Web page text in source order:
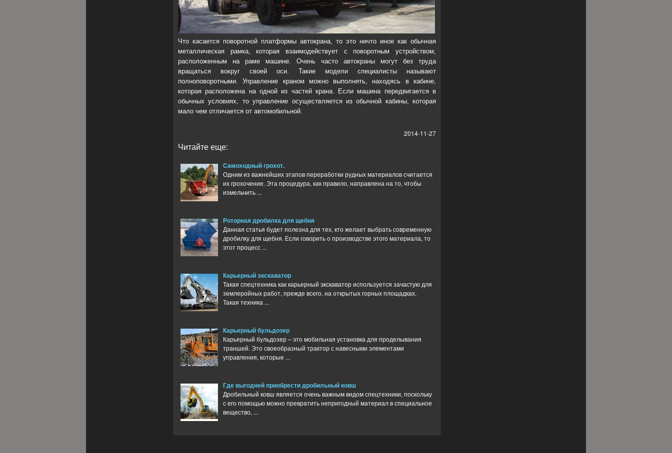
Что касается поворотной платформы автокрана, то это ничто иное как обычная
металлическая рамка, которая взаимодействует с поворотным устройством,
расположенным на раме машине. Очень часто автокраны могут без труда
вращаться вокруг своей оси. Такие модели специалисты называют
полноповоротными. Управление краном можно выполнять, находясь в кабине,
которая расположена на одной из частей крана. Если машина передвигается в
обычных условиях, то управление осуществляется из обычной кабины, которая
мало чем отличается от автомобильной.
2014-11-27
Читайте еще:
Самоходный грохот.
Одним из важнейших этапов переработки рудных материалов считается
их грохочение. Эта процедура, как правило, направлена на то, чтобы
измельчить ...
Роторная дробилка для щебня
Данная статья будет полезна для тех, кто желает выбрать современную
дробилку для щебня. Если говорить о производстве этого материала, то
этот процесс ...
Карьерный экскаватор
Такая спецтехника как карьерный экскаватор используется зачастую для
землеройных работ, прежде всего, на открытых горных площадках.
Такая техника ...
Карьерный бульдозер
Карьерный бульдозер – это мобильная установка для проделывания
траншей. Это своеобразный трактор с навесными элементами
управления, которые ...
Где выгодней приобрести дробильный ковш
Дробильный ковш является очень важным видом спецтехники, поскольку
с его помощью можно превратить непригодный материал в специальное
вещество, ...